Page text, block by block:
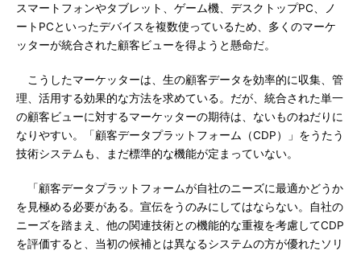
スマートフォンやタブレット、ゲーム機、デスクトップPC、ノ
ートPCといったデバイスを複数使っているため、多くのマーケ
ッターが統合された顧客ビューを得ようと懸命だ。
こうしたマーケッターは、生の顧客データを効率的に収集、管
理、活用する効果的な方法を求めている。だが、統合された単一
の顧客ビューに対するマーケッターの期待は、ないものねだりに
なりやすい。「顧客データプラットフォーム（CDP）」をうたう
技術システムも、まだ標準的な機能が定まっていない。
「顧客データプラットフォームが自社のニーズに最適かどうか
を見極める必要がある。宣伝をうのみにしてはならない。自社の
ニーズを踏まえ、他の関連技術との機能的な重複を考慮してCDP
を評価すると、当初の候補とは異なるシステムの方が優れたソリ